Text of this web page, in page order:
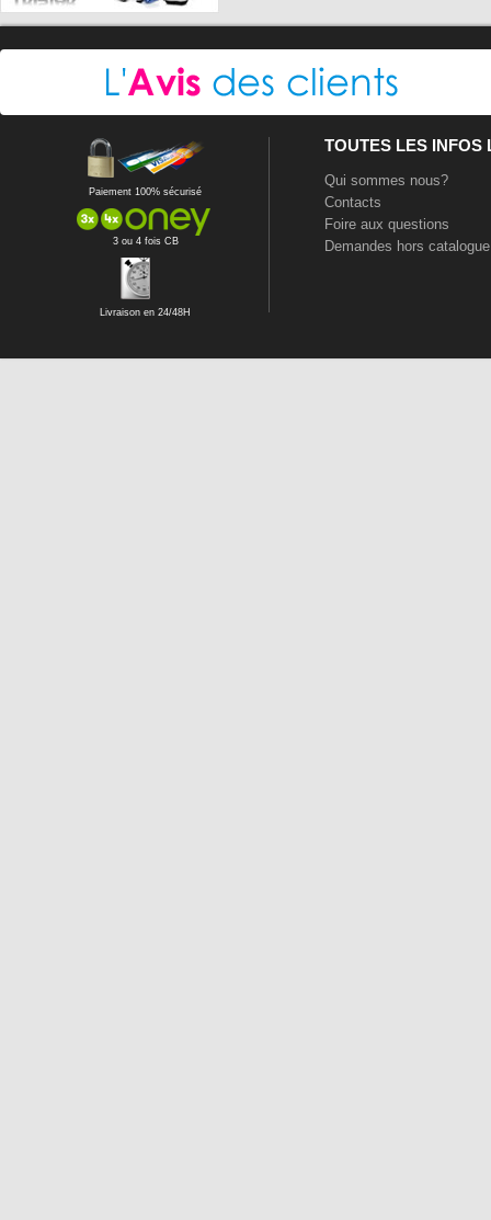
Paiement 100% sécurisé
3 ou 4 fois CB
Livraison en 24/48H
TOUTES LES INFOS
Qui sommes nous?
Contacts
Foire aux questions
Demandes hors catalogue